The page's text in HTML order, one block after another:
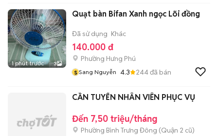
1 phút trước 3
Quạt bàn Bifan Xanh ngọc Lõi đồng
Đã sử dụng Khác
140.000 đ
Phường Hưng Phú
s Sang Nguyễn 4.3 244đã bán
CẦN TUYỂN NHÂN VIÊN PHỤC VỤ
Đến 7,50 triệu/tháng
Phường Bình Trưng Đông (Quận 2 cũ)